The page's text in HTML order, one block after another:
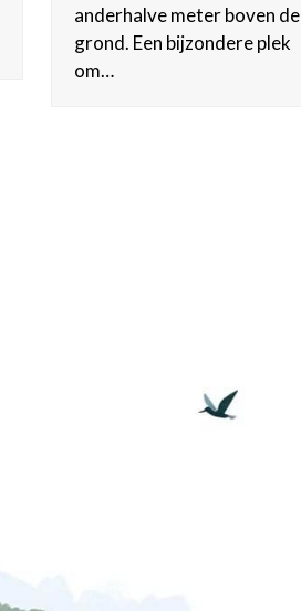
anderhalve meter boven de
grond. Een bijzondere plek
om…